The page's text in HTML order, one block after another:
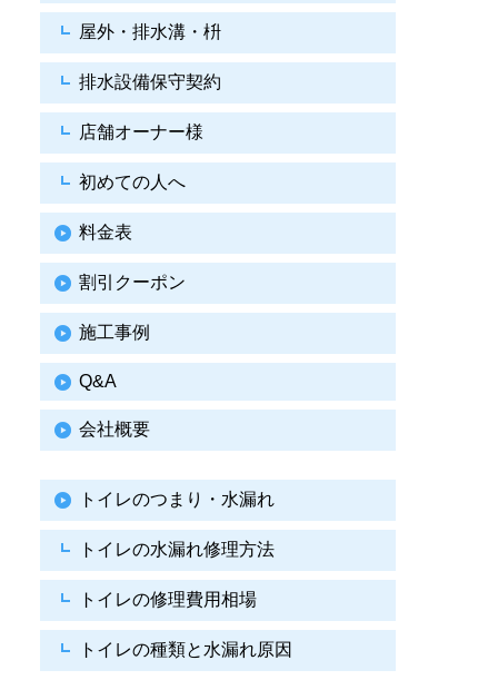
屋外・排水溝・枡
排水設備保守契約
店舗オーナー様
初めての人へ
料金表
割引クーポン
施工事例
Q&A
会社概要
トイレのつまり・水漏れ
トイレの水漏れ修理方法
トイレの修理費用相場
トイレの種類と水漏れ原因